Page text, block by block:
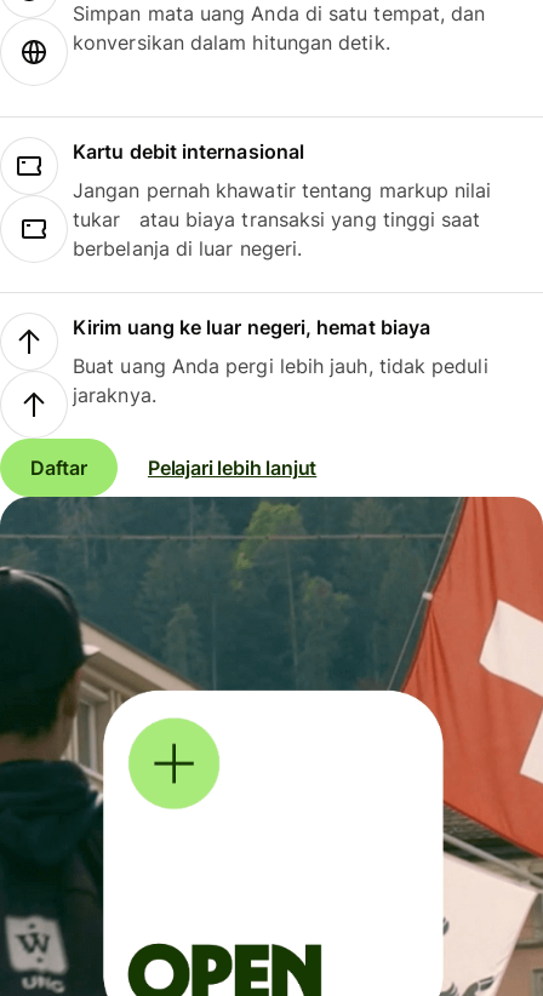
Simpan mata uang Anda di satu tempat, dan
konversikan dalam hitungan detik.
Kartu debit internasional
Jangan pernah khawatir tentang markup nilai
tukar atau biaya transaksi yang tinggi saat
berbelanja di luar negeri.
Kirim uang ke luar negeri, hemat biaya
Buat uang Anda pergi lebih jauh, tidak peduli
jaraknya.
Daftar Pelajari lebih lanjut